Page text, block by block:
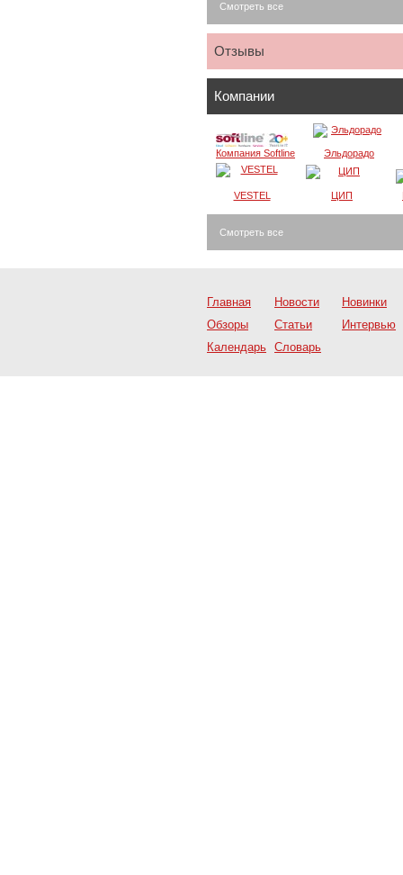
Смотреть все
Отзывы
Компании
Компания Softline Эльдорадо
VESTEL ЦИП
Смотреть все
Главная Новости
Новинки
Обзоры
Статьи
Интервью
Календарь Словарь